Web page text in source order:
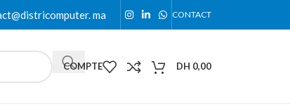
ma CONTACT
COMPTE DH 0,00